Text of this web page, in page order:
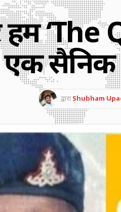
एक सैनिक
द्वारा Shubham